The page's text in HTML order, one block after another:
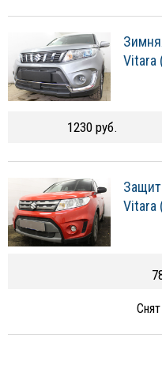
Vitara
1230 руб.
Vitara